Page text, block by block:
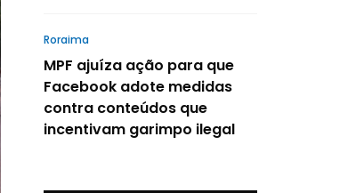
Roraima
MPF ajuíza ação para que
Facebook adote medidas
contra conteúdos que
incentivam garimpo ilegal